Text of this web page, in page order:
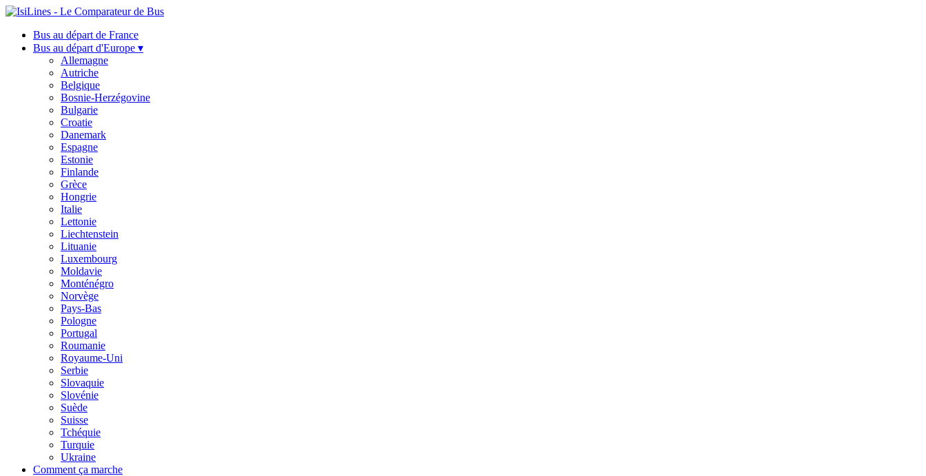
Bus au départ de France
Bus au départ d'Europe ▾
Allemagne
Autriche
Belgique
Bosnie-Herzégovine
Bulgarie
Croatie
Danemark
Espagne
Estonie
Finlande
Grèce
Hongrie
Italie
Lettonie
Liechtenstein
Lituanie
Luxembourg
Moldavie
Monténégro
Norvège
Pays-Bas
Pologne
Portugal
Roumanie
Royaume-Uni
Serbie
Slovaquie
Slovénie
Suède
Suisse
Tchéquie
Turquie
Ukraine
Comment ça marche